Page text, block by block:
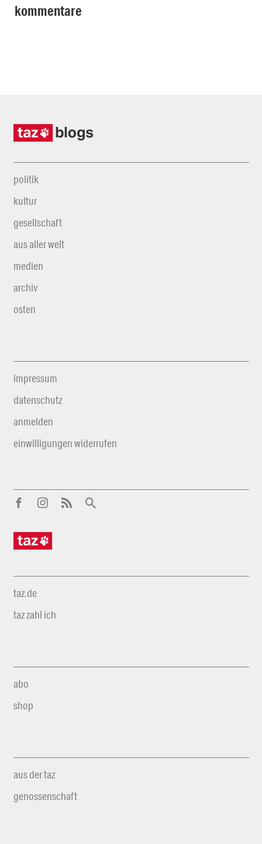
kommentare
politik
kultur
gesellschaft
aus aller welt
medien
archiv
osten
impressum
datenschutz
anmelden
einwilligungen widerrufen
taz.de
taz zahl ich
abo
shop
aus der taz
genossenschaft